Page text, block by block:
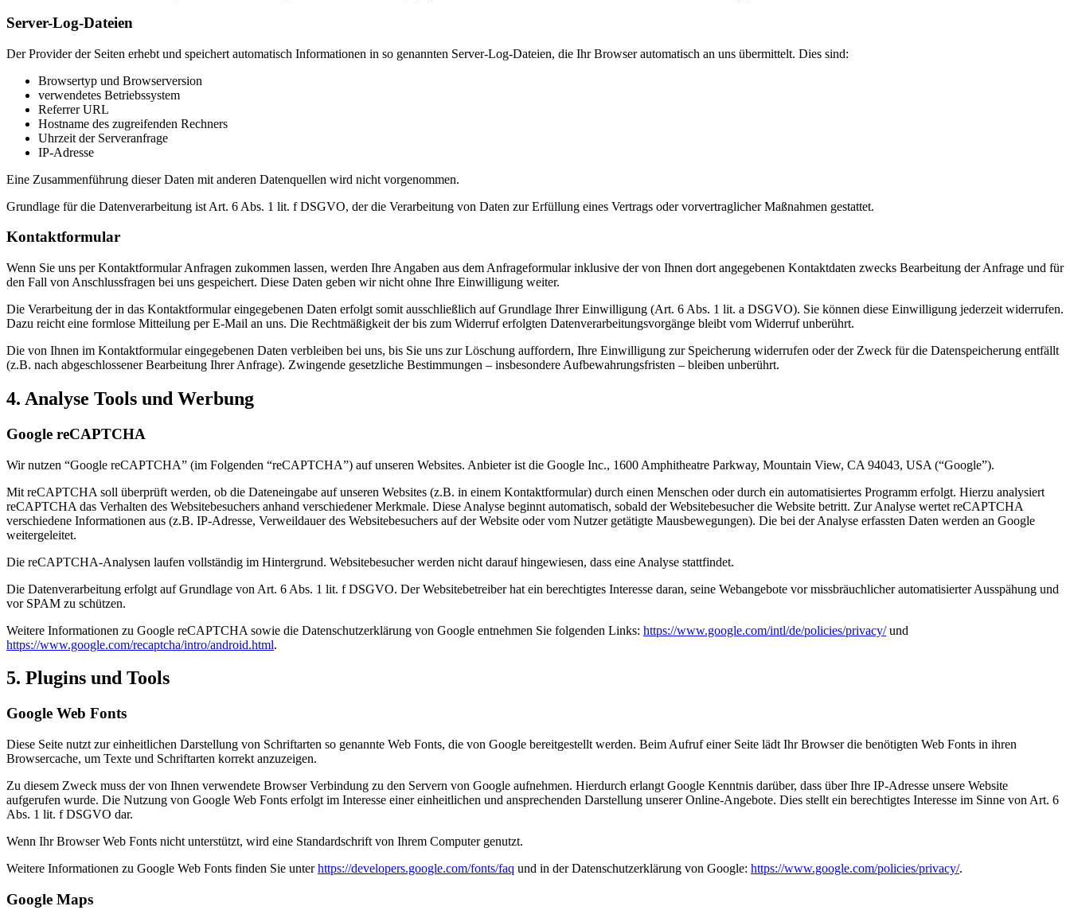
Server-Log-Dateien
Der Provider der Seiten erhebt und speichert automatisch Informationen in so genannten Server-Log-Dateien, die Ihr Browser automatisch an uns übermittelt. Dies sind:
Browsertyp und Browserversion
verwendetes Betriebssystem
Referrer URL
Hostname des zugreifenden Rechners
Uhrzeit der Serveranfrage
IP-Adresse
Eine Zusammenführung dieser Daten mit anderen Datenquellen wird nicht vorgenommen.
Grundlage für die Datenverarbeitung ist Art. 6 Abs. 1 lit. f DSGVO, der die Verarbeitung von Daten zur Erfüllung eines Vertrags oder vorvertraglicher Maßnahmen gestattet.
Kontaktformular
Wenn Sie uns per Kontaktformular Anfragen zukommen lassen, werden Ihre Angaben aus dem Anfrageformular inklusive der von Ihnen dort angegebenen Kontaktdaten zwecks Bearbeitung der Anfrage und für
den Fall von Anschlussfragen bei uns gespeichert. Diese Daten geben wir nicht ohne Ihre Einwilligung weiter.
Die Verarbeitung der in das Kontaktformular eingegebenen Daten erfolgt somit ausschließlich auf Grundlage Ihrer Einwilligung (Art. 6 Abs. 1 lit. a DSGVO). Sie können diese Einwilligung jederzeit widerrufen.
Dazu reicht eine formlose Mitteilung per E-Mail an uns. Die Rechtmäßigkeit der bis zum Widerruf erfolgten Datenverarbeitungsvorgänge bleibt vom Widerruf unberührt.
Die von Ihnen im Kontaktformular eingegebenen Daten verbleiben bei uns, bis Sie uns zur Löschung auffordern, Ihre Einwilligung zur Speicherung widerrufen oder der Zweck für die Datenspeicherung entfällt
(z.B. nach abgeschlossener Bearbeitung Ihrer Anfrage). Zwingende gesetzliche Bestimmungen – insbesondere Aufbewahrungsfristen – bleiben unberührt.
4. Analyse Tools und Werbung
Google reCAPTCHA
Wir nutzen “Google reCAPTCHA” (im Folgenden “reCAPTCHA”) auf unseren Websites. Anbieter ist die Google Inc., 1600 Amphitheatre Parkway, Mountain View, CA 94043, USA (“Google”).
Mit reCAPTCHA soll überprüft werden, ob die Dateneingabe auf unseren Websites (z.B. in einem Kontaktformular) durch einen Menschen oder durch ein automatisiertes Programm erfolgt. Hierzu analysiert
reCAPTCHA das Verhalten des Websitebesuchers anhand verschiedener Merkmale. Diese Analyse beginnt automatisch, sobald der Websitebesucher die Website betritt. Zur Analyse wertet reCAPTCHA
verschiedene Informationen aus (z.B. IP-Adresse, Verweildauer des Websitebesuchers auf der Website oder vom Nutzer getätigte Mausbewegungen). Die bei der Analyse erfassten Daten werden an Google
weitergeleitet.
Die reCAPTCHA-Analysen laufen vollständig im Hintergrund. Websitebesucher werden nicht darauf hingewiesen, dass eine Analyse stattfindet.
Die Datenverarbeitung erfolgt auf Grundlage von Art. 6 Abs. 1 lit. f DSGVO. Der Websitebetreiber hat ein berechtigtes Interesse daran, seine Webangebote vor missbräuchlicher automatisierter Ausspähung und
vor SPAM zu schützen.
Weitere Informationen zu Google reCAPTCHA sowie die Datenschutzerklärung von Google entnehmen Sie folgenden Links: https://www.google.com/intl/de/policies/privacy/und
https://www.google.com/recaptcha/intro/android.html.
5. Plugins und Tools
Google Web Fonts
Diese Seite nutzt zur einheitlichen Darstellung von Schriftarten so genannte Web Fonts, die von Google bereitgestellt werden. Beim Aufruf einer Seite lädt Ihr Browser die benötigten Web Fonts in ihren
Browsercache, um Texte und Schriftarten korrekt anzuzeigen.
Zu diesem Zweck muss der von Ihnen verwendete Browser Verbindung zu den Servern von Google aufnehmen. Hierdurch erlangt Google Kenntnis darüber, dass über Ihre IP-Adresse unsere Website
aufgerufen wurde. Die Nutzung von Google Web Fonts erfolgt im Interesse einer einheitlichen und ansprechenden Darstellung unserer Online-Angebote. Dies stellt ein berechtigtes Interesse im Sinne von Art. 6
Abs. 1 lit. f DSGVO dar.
Wenn Ihr Browser Web Fonts nicht unterstützt, wird eine Standardschrift von Ihrem Computer genutzt.
Weitere Informationen zu Google Web Fonts finden Sie unterhttps://developers.google.com/fonts/faq und in der Datenschutzerklärung von Google: https://www.google.com/policies/privacy/.
Google Maps